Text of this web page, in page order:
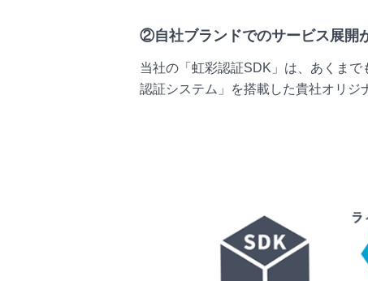
②自社ブランドでのサービス展開
当社の「虹彩認証SDK」は、あくま
認証システム」を搭載した貴社オリジ